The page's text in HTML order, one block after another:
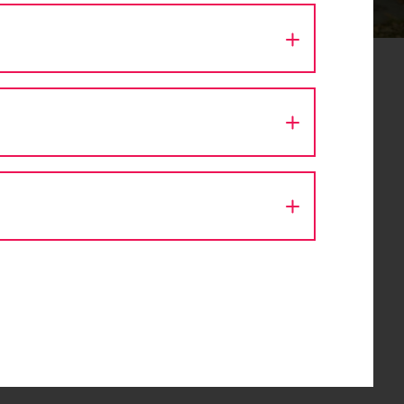
FÜR PRIVATE UND UNTERNEHMEN